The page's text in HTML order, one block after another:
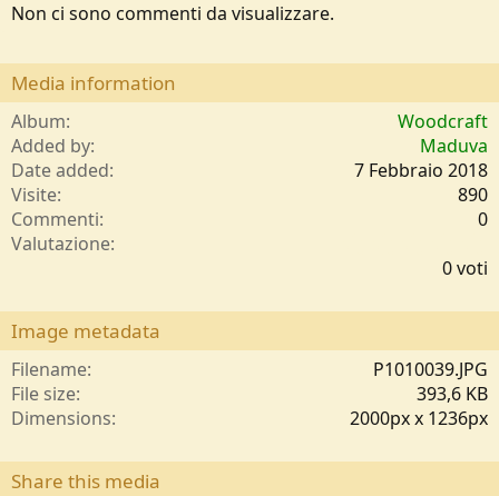
Non ci sono commenti da visualizzare.
Media information
Album
Woodcraft
Added by
Maduva
Date added
7 Febbraio 2018
Visite
890
Commenti
0
Valutazione
0
t
l
l
e
/
0 voti
Image metadata
Filename
P1010039.JPG
File size
393,6 KB
Dimensions
2000px x 1236px
Share this media